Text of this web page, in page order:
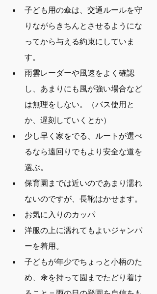
子ども用の傘は、交通ルールを守
りながらきちんとさせるようにな
ってから与える約束にしていま
す。
雨雲レーダーや風速をよく確認
し、あまりにも風が強い場合など
は無理をしない。（バス使用と
か、遅刻していくとか）
少し早く家をでる、ルートが選べ
るなら遠回りでもより安全な道を
選ぶ。
保育園までは近いのであまり濡れ
ないのですが、長靴はかせます。
お気に入りのカッパ
洋服の上に濡れてもよいジャンパ
ーを着用。
子どもが年少でちょっと小柄のた
め、傘を持って園までたどり着け